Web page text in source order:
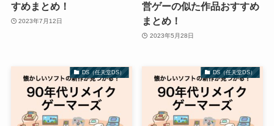
すめまとめ！
2023年7月12日
営ゲーの似た作品おすすめ
まとめ！
2023年5月28日
DS（任天堂DS） DS（任天堂DS）